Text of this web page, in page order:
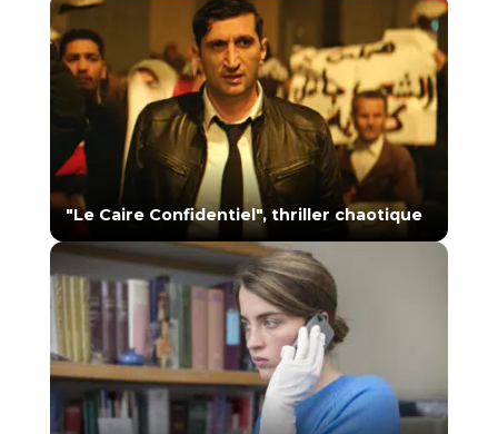
"Le Caire Confidentiel", thriller chaotique